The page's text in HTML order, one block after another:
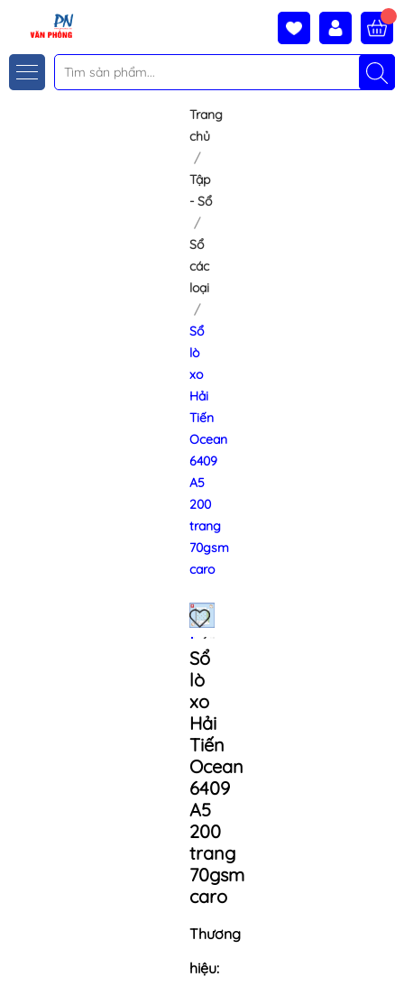
Trang
chủ
Tập
- Sổ
Sổ
các
loại
Sổ
lò
xo
Hải
Tiến
Ocean
6409
A5
200
trang
70gsm
caro
Sổ
lò
xo
Hải
Tiến
Ocean
6409
A5
200
trang
70gsm
caro
Thương
hiệu: